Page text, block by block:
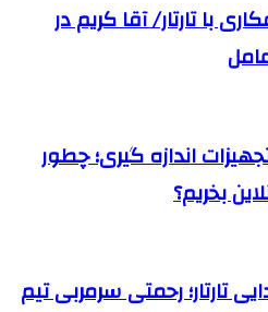
با تارتار/ آقا کریم در
اندازه گیری؛ چطور
بخریم؟
تارتار؛ رحمتی سرمربی تیم